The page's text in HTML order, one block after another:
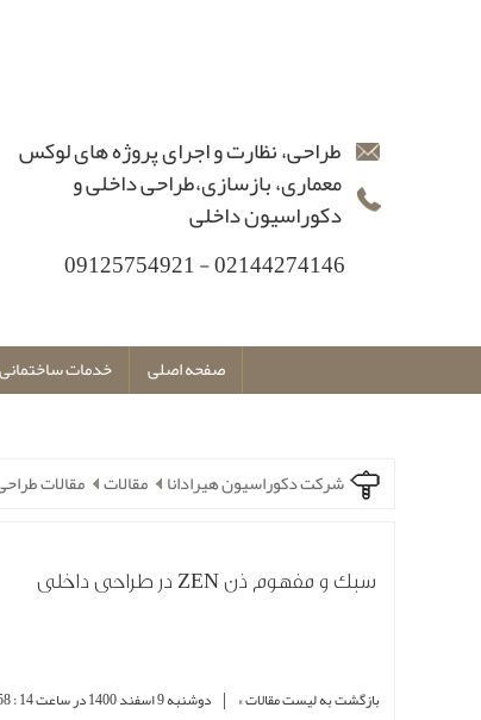
طراحی، نظارت و اجرای پروژه های لوکس
معماری، بازسازی،طراحی داخلی و
دکوراسیون داخلی
02144274146 - 09125754921
صفحه اصلی خدمات ساختمانی
شرکت دکوراسیون هیرادانا مقالات مقالات
سبک و مفهوم ذن ZEN در طراحی داخلی
بازگشت به لیست مقالات » | دوشنبه 9 اسفند 1400 در ساعت 14 : 58 دقیقه